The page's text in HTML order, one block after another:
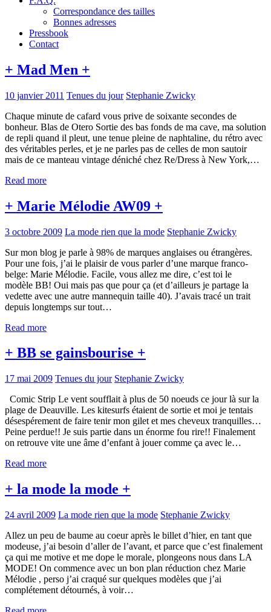
Correspondance des tailles
Bonnes adresses
Pressbook
Contact
+ Mad Men +
10 janvier 2011 Tenues du jour Stephanie Zwicky
Chaque minute de cafard vous prive de soixante secondes de
bonheur. Blas de Otero Sortie des bas fonds de ma cave, ma solution
de repli quand il pleut, une tenue pleine de naphtaline, du rétro avec
des véritables perles, et je ne parles pas de celles de mon sautoir
mais de ce manteau vintage déniché chez Re/Dress à New York,…
Read more
+ Marie Mélodie AW09 +
3 octobre 2009 La mode rien que la mode Stephanie Zwicky
Sur mon blog je parle à 98% de marques anglaises ou étrangères.
Pour une fois, j’ai le plaisir de vous parler d’une marque franco-
belge: Marie Mélodie. Facile, vous allez me dire, c’est toi le
modèle BB! Oui mais pas que pour ça (et d’ailleurs je partage la
vedette avec une autre mannequin taille 40). J’avais tracé un trait
depuis longtemps sur tout…
Read more
+ BB se gainsbourise +
17 mai 2009 Tenues du jour Stephanie Zwicky
Comic Strip Le vent soufflait à plus de 50 noeuds ce jour là sur la
plage de Deauville. Les kitesurfs étaient de sortie et moi je tentais
désespérement de faire tenir mon gilet et mes cheveux tranquilles…
Peine perdue!! Je suis partie dans un énorme fou rire!! Finalement
on retrouve vite une âme d’enfant à jouer comme ça avec le…
Read more
+ la mode la mode +
24 avril 2009 La mode rien que la mode Stephanie Zwicky
Allez un peu de baume au coeur après le billet d’hier, en tant que
modeuse, j’ai besoin d’aller de l’avant, et parce que c’est finalement
ça qui me motive et me dope le morale, plongeons nous dans LA
MODE! On commence avec un bon plan réduction chez Marie
Mélodie , perso j’ai craqué sur quelques modèles que j’ai
complétement détournés, à voir…